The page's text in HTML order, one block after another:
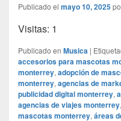
Publicado el mayo 10, 2025
Visitas: 1
Publicado en Musica |
accesorios para mascotas
monterrey, adopción de
monterrey, agencias de
publicidad digital monterrey,
agencias de viajes monterrey,
mascotas monterrey, áreas